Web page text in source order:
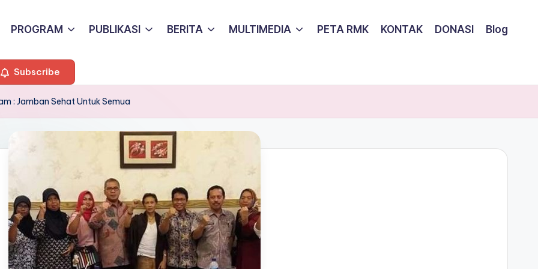
PROGRAM PUBLIKASI BERITA MULTIMEDIA PETA RMK KONTAK DONASI Blog
Subscribe
: Jamban Sehat Untuk Semua